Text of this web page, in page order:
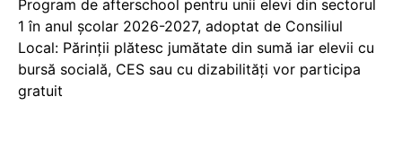
Program de afterschool pentru unii elevi din sectorul
1 în anul școlar 2026-2027, adoptat de Consiliul
Local: Părinții plătesc jumătate din sumă iar elevii cu
bursă socială, CES sau cu dizabilităţi vor participa
gratuit